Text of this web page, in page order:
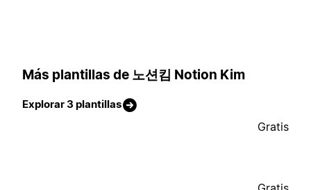
Más plantillas de 노션킴 Notion Kim
Explorar 3 plantillas
Gratis